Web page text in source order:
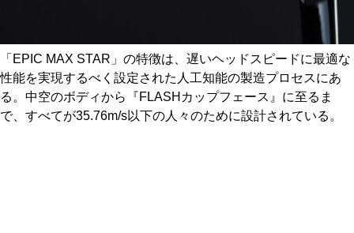
「EPIC MAX STAR」の特徴は、遅いヘッドスピードに最適な
性能を実現するべく設定された人工知能の製造プロセスにあ
る。中空のボディから『FLASHカップフェース』に至るま
で、すべてが35.76m/s以下の人々のために設計されている。